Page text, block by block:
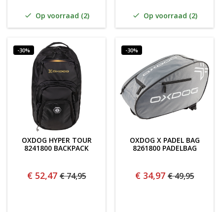
 Op voorraad (2)  Op voorraad (2)
-30%
OXDOG HYPER TOUR
8241800 BACKPACK
€ 52,47 € 74,95
-30%
OXDOG X PADEL BAG
8261800 PADELBAG
€ 34,97 € 49,95